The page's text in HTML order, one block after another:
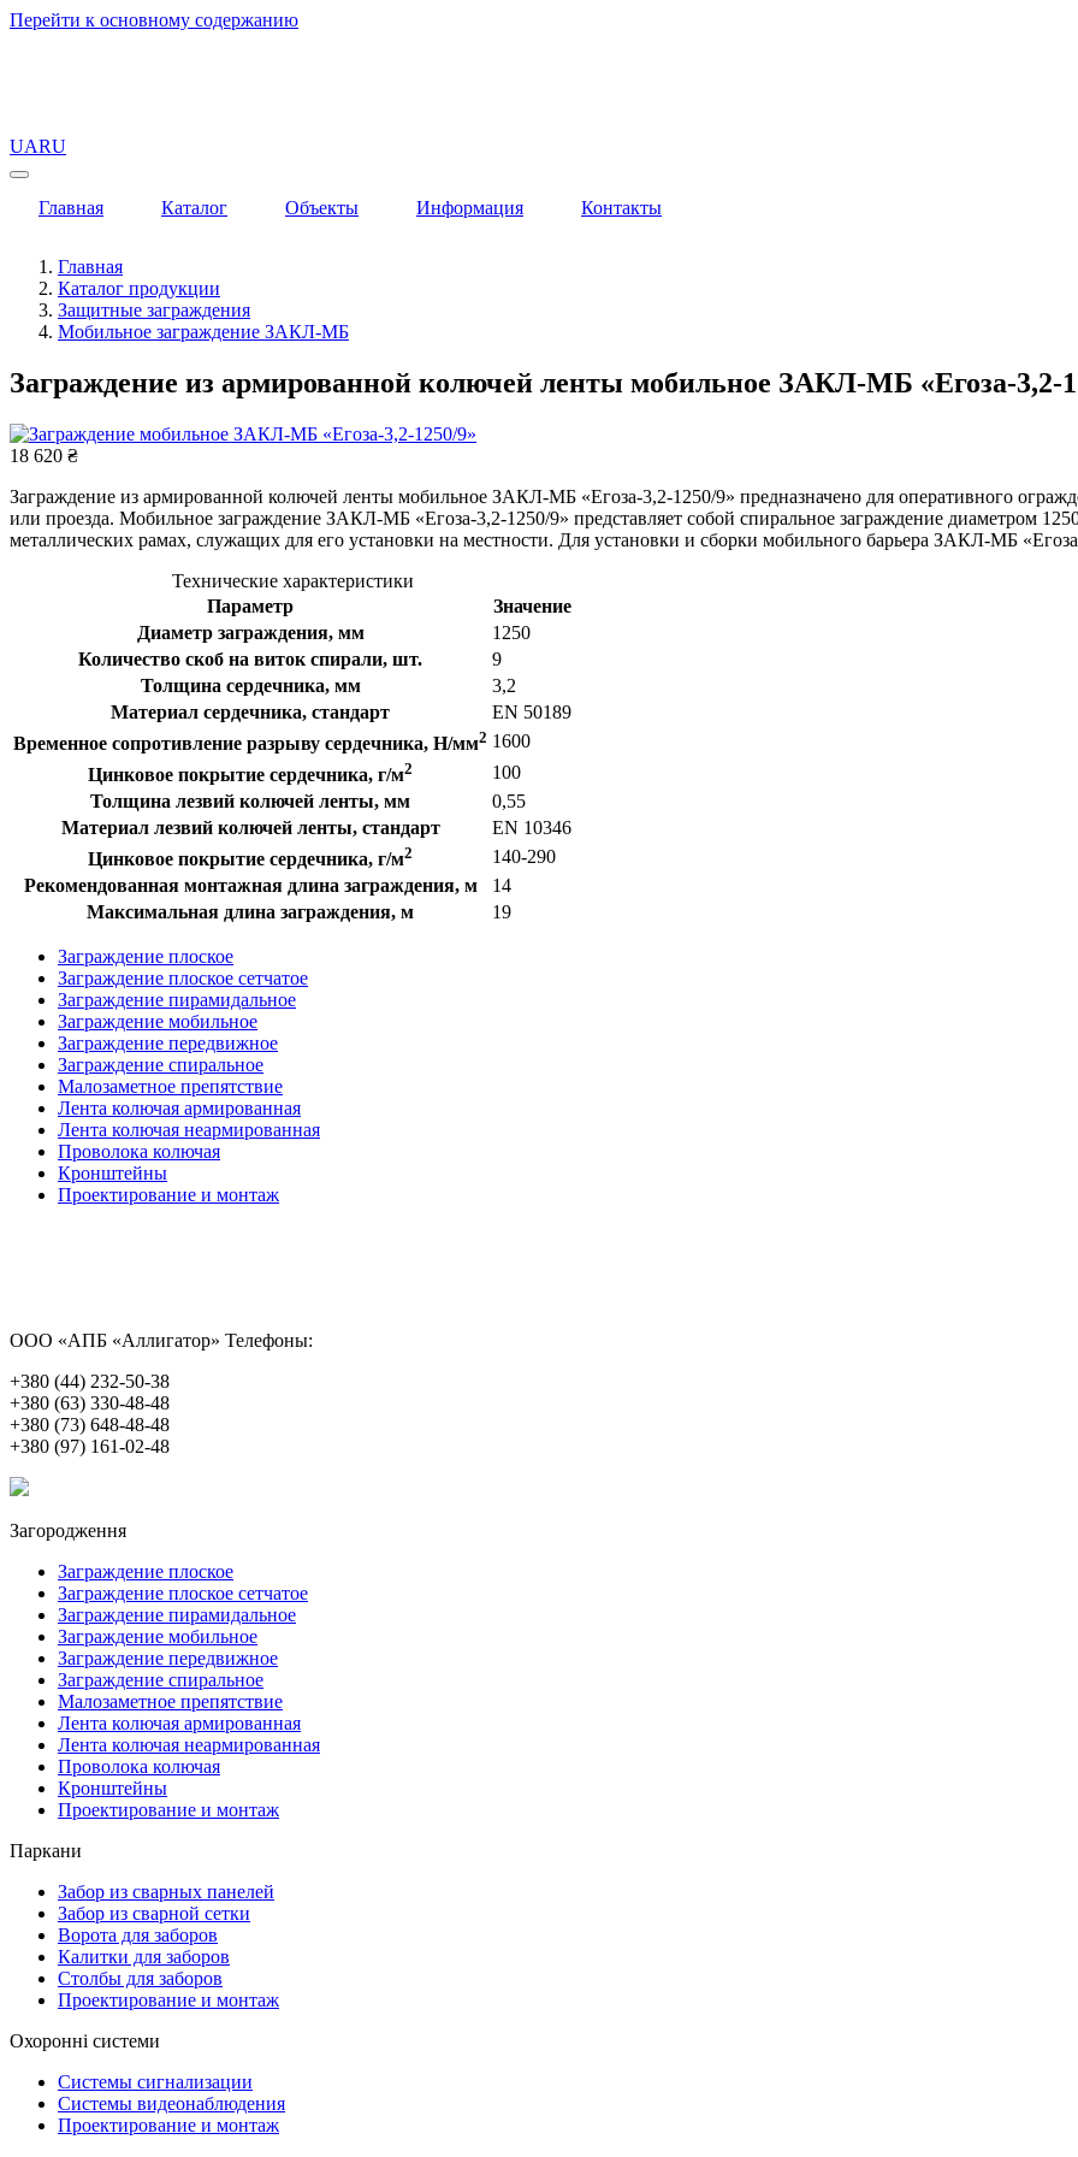
Перейти к основному содержанию
UARU
Главная Каталог Объекты Информация Контакты
Главная
Каталог продукции
Защитные заграждения
Мобильное заграждение ЗАКЛ-МБ
Заграждение из армированной колючей ленты мобильное ЗАКЛ-МБ «Егоза-3,2-
18 620 ₴
Заграждение из армированной колючей ленты мобильное ЗАКЛ-МБ «Егоза-3,2-1250/9» предназначено для оперативного
или проезда. Мобильное заграждение ЗАКЛ-МБ «Егоза-3,2-1250/9» представляет собой спиральное заграждение диаметром
металлических рамах, служащих для его установки на местности. Для установки и сборки мобильного барьера ЗАКЛ-МБ
Технические характеристики
Параметр
Значение
Диаметр заграждения, мм
1250
Количество скоб на виток спирали, шт.
9
Толщина сердечника, мм
3,2
Материал сердечника, стандарт
EN 50189
Временное сопротивление разрыву сердечника, Н/мм2 1600
Цинковое покрытие сердечника, г/м2
100
Толщина лезвий колючей ленты, мм
0,55
Материал лезвий колючей ленты, стандарт
EN 10346
Цинковое покрытие сердечника, г/м2
140-290
Рекомендованная монтажная длина заграждения, м
14
Максимальная длина заграждения, м
19
Заграждение плоское
Заграждение плоское сетчатое
Заграждение пирамидальное
Заграждение мобильное
Заграждение передвижное
Заграждение спиральное
Малозаметное препятствие
Лента колючая армированная
Лента колючая неармированная
Проволока колючая
Кронштейны
Проектирование и монтаж
ООО «АПБ «Аллигатор» Телефоны:
+380 (44) 232-50-38
+380 (63) 330-48-48
+380 (73) 648-48-48
+380 (97) 161-02-48
Загородження
Заграждение плоское
Заграждение плоское сетчатое
Заграждение пирамидальное
Заграждение мобильное
Заграждение передвижное
Заграждение спиральное
Малозаметное препятствие
Лента колючая армированная
Лента колючая неармированная
Проволока колючая
Кронштейны
Проектирование и монтаж
Паркани
Забор из сварных панелей
Забор из сварной сетки
Ворота для заборов
Калитки для заборов
Столбы для заборов
Проектирование и монтаж
Охоронні системи
Системы сигнализации
Системы видеонаблюдения
Проектирование и монтаж